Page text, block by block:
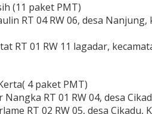
(11 paket PMT)
RT 04 RW 06, desa
RT 01 RW 11 lagadar,
4 paket PMT)
Nangka RT 01 RW 04, desa
RT 02 RW 05, desa Cikadu,